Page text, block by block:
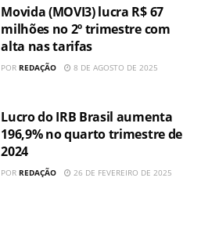
Movida (MOVI3) lucra R$ 67
milhões no 2º trimestre com
alta nas tarifas
POR REDAÇÃO 8 DE AGOSTO DE 2025
Lucro do IRB Brasil aumenta
196,9% no quarto trimestre de
2024
POR REDAÇÃO 26 DE FEVEREIRO DE 2025